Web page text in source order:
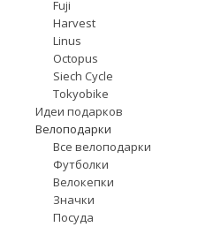
Fuji
Harvest
Linus
Octopus
Siech Cycle
Tokyobike
Идеи подарков
Велоподарки
Все велоподарки
Футболки
Велокепки
Значки
Посуда